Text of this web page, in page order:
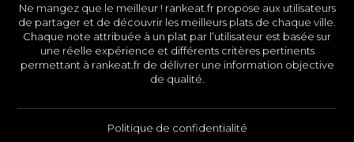
Ne mangez que le meilleur ! rankeat.fr propose aux utilisateurs
de partager et de découvrir les meilleurs plats de chaque ville.
Chaque note attribuée à un plat par l’utilisateur est basée sur
une réelle expérience et différents critères pertinents
permettant à rankeat.fr de délivrer une information objective
de qualité.
Politique de confidentialité